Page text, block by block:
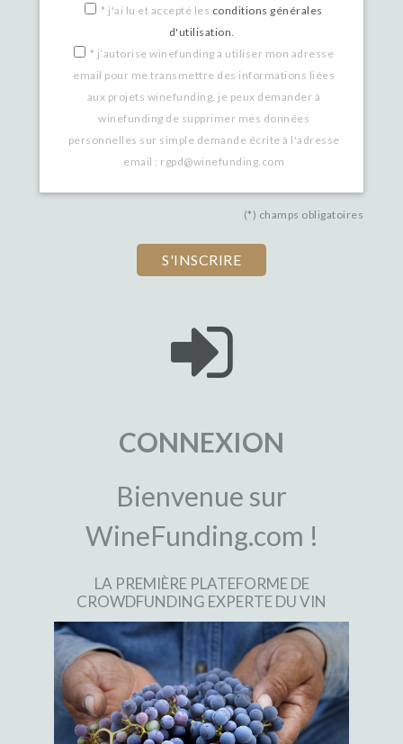
* j'ai lu et accepté les conditions générales
d'utilisation.
* j’autorise winefunding à utiliser mon adresse
email pour me transmettre des informations liées
aux projets winefunding. je peux demander à
winefunding de supprimer mes données
personnelles sur simple demande écrite à l'adresse
email : rgpd@winefunding.com
(*) champs obligatoires
CONNEXION
Bienvenue sur
WineFunding.com !
LA PREMIÈRE PLATEFORME DE
CROWDFUNDING EXPERTE DU VIN